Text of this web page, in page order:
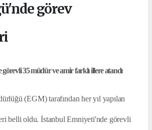
görev
35 müdür ve amir farklı illere atandı
(EGM) tarafından her yıl yapılan
belli oldu. İstanbul Emniyeti'nde görevli